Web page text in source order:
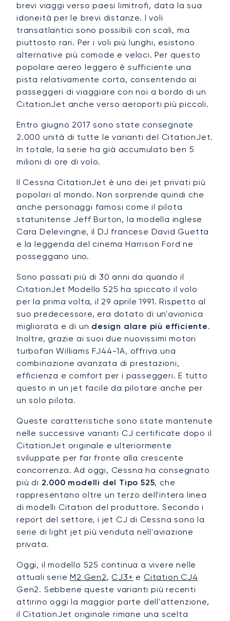
brevi viaggi verso paesi limitrofi, data la sua
idoneità per le brevi distanze. I voli
transatlantici sono possibili con scali, ma
piuttosto rari. Per i voli più lunghi, esistono
alternative più comode e veloci. Per questo
popolare aereo leggero è sufficiente una
pista relativamente corta, consentendo ai
passeggeri di viaggiare con noi a bordo di un
CitationJet anche verso aeroporti più piccoli.
Entro giugno 2017 sono state consegnate
2.000 unità di tutte le varianti del CitationJet.
In totale, la serie ha già accumulato ben 5
milioni di ore di volo.
Il Cessna CitationJet è uno dei jet privati più
popolari al mondo. Non sorprende quindi che
anche personaggi famosi come il pilota
statunitense Jeff Burton, la modella inglese
Cara Delevingne, il DJ francese David Guetta
e la leggenda del cinema Harrison Ford ne
posseggano uno.
Sono passati più di 30 anni da quando il
CitationJet Modello 525 ha spiccato il volo
per la prima volta, il 29 aprile 1991. Rispetto al
suo predecessore, era dotato di un'avionica
migliorata e di un design alare più efficiente.
Inoltre, grazie ai suoi due nuovissimi motori
turbofan Williams FJ44-1A, offriva una
combinazione avanzata di prestazioni,
efficienza e comfort per i passeggeri. E tutto
questo in un jet facile da pilotare anche per
un solo pilota.
Queste caratteristiche sono state mantenute
nelle successive varianti CJ certificate dopo il
CitationJet originale e ulteriormente
sviluppate per far fronte alla crescente
concorrenza. Ad oggi, Cessna ha consegnato
più di 2.000 modelli del Tipo 525, che
rappresentano oltre un terzo dell'intera linea
di modelli Citation del produttore. Secondo i
report del settore, i jet CJ di Cessna sono la
serie di light jet più venduta nell'aviazione
privata.
Oggi, il modello 525 continua a vivere nelle
attuali serieM2 Gen2,CJ3+ eCitation CJ4
Gen2. Sebbene queste varianti più recenti
attirino oggi la maggior parte dell'attenzione,
il CitationJet originale rimane una scelta